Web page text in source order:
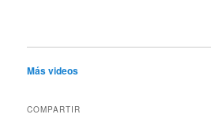
Más videos
COMPARTIR